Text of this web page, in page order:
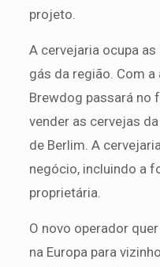
projeto.
A cervejaria ocupa
gás da região. Com
Brewdog passará no
vender as cervejas
de Berlim. A
negócio, incluindo a
proprietária.
O novo operador
na Europa para